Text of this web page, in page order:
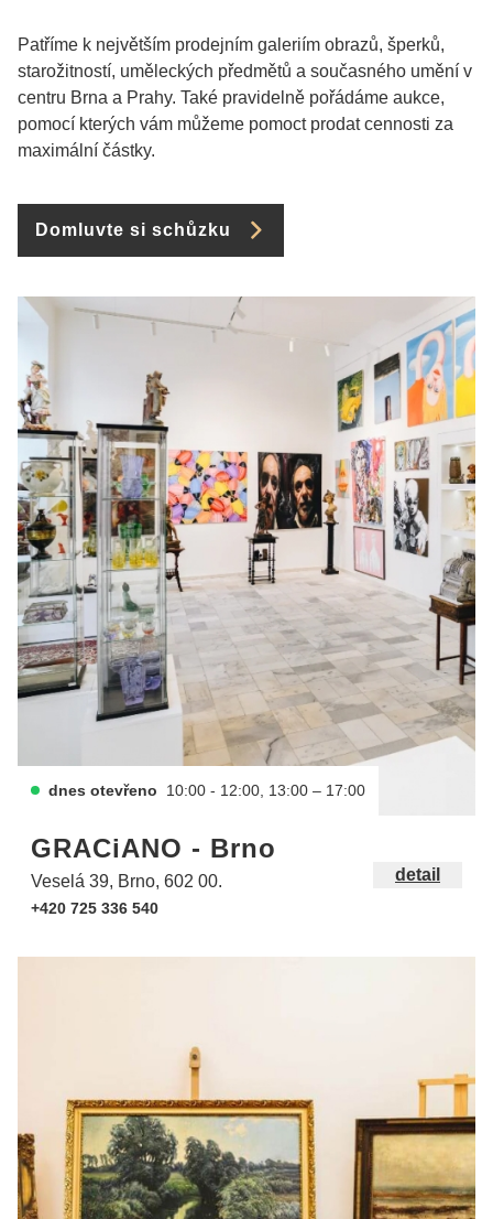
Patříme k největším prodejním galeriím obrazů, šperků,
starožitností, uměleckých předmětů a současného umění v
centru Brna a Prahy. Také pravidelně pořádáme aukce,
pomocí kterých vám můžeme pomoct prodat cennosti za
maximální částky.
Domluvte si schůzku
dnes otevřeno 10:00 - 12:00, 13:00 – 17:00
GRACiANO - Brno
Veselá 39, Brno, 602 00.
+420 725 336 540
detail